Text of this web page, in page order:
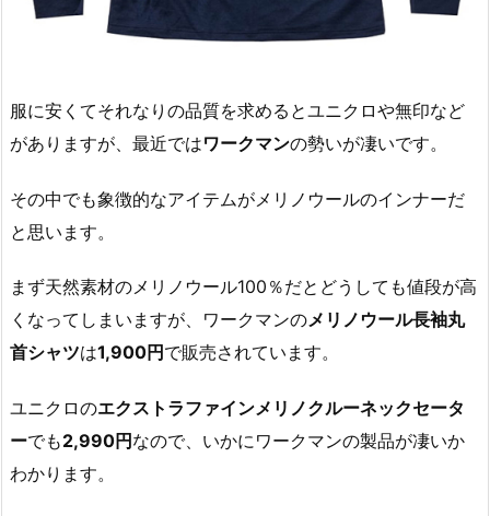
服に安くてそれなりの品質を求めるとユニクロや無印など
がありますが、最近ではワークマンの勢いが凄いです。
その中でも象徴的なアイテムがメリノウールのインナーだ
と思います。
まず天然素材のメリノウール100％だとどうしても値段が高
くなってしまいますが、ワークマンのメリノウール長袖丸
首シャツは1,900円 で販売されています。
ユニクロのエクストラファインメリノクルーネックセータ
ーでも2,990円 なので、いかにワークマンの製品が凄いか
わかります。